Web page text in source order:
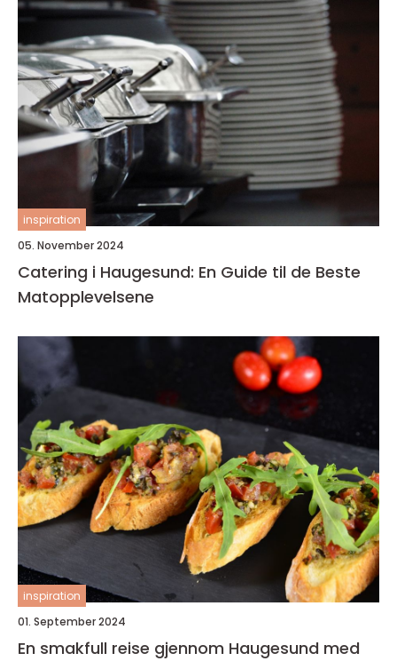
inspiration
05. November 2024
Catering i Haugesund: En Guide til de Beste
Matopplevelsene
inspiration
01. September 2024
En smakfull reise gjennom Haugesund med